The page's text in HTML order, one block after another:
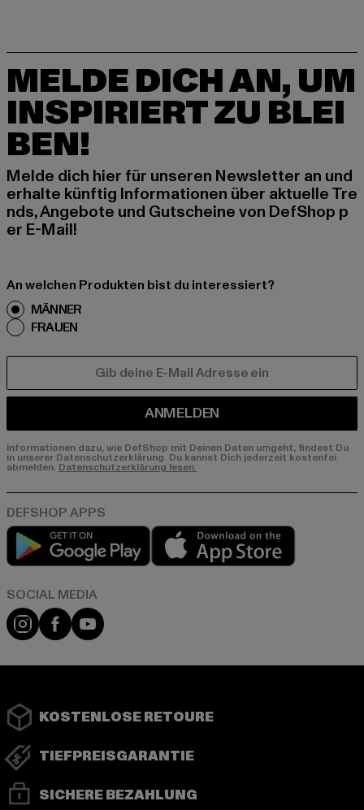
MELDE DICH AN, UM
INSPIRIERT ZU BLEI
BEN!
Melde dich hier für unseren Newsletter an und
erhalte künftig Informationen über aktuelle Tre
nds, Angebote und Gutscheine von DefShop p
er E-Mail!
An welchen Produkten bist du interessiert?
MÄNNER
FRAUEN
ANMELDEN
Informationen dazu, wie DefShop mit Deinen Daten umgeht, findest Du
in unserer Datenschutzerklärung. Du kannst Dich jederzeit kostenfei
abmelden. Datenschutzerklärung lesen.
Play market
Instagram
FacebookYouTube
KOSTENLOSE RETOURE
TIEFPREISGARANTIE
SICHERE BEZAHLUNG